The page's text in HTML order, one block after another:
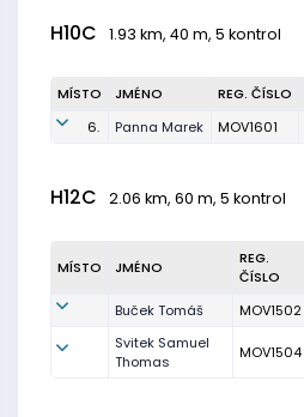
H10C 1.93 km, 40 m, 5 kontrol
MÍSTO JMÉNO REG. ČÍSLO
6.
Panna Marek MOV1601
H12C 2.06 km, 60 m, 5 kontrol
MÍSTO JMÉNO
REG.
ČÍSLO
Buček Tomáš MOV1502
Svitek Samuel
Thomas
MOV1504